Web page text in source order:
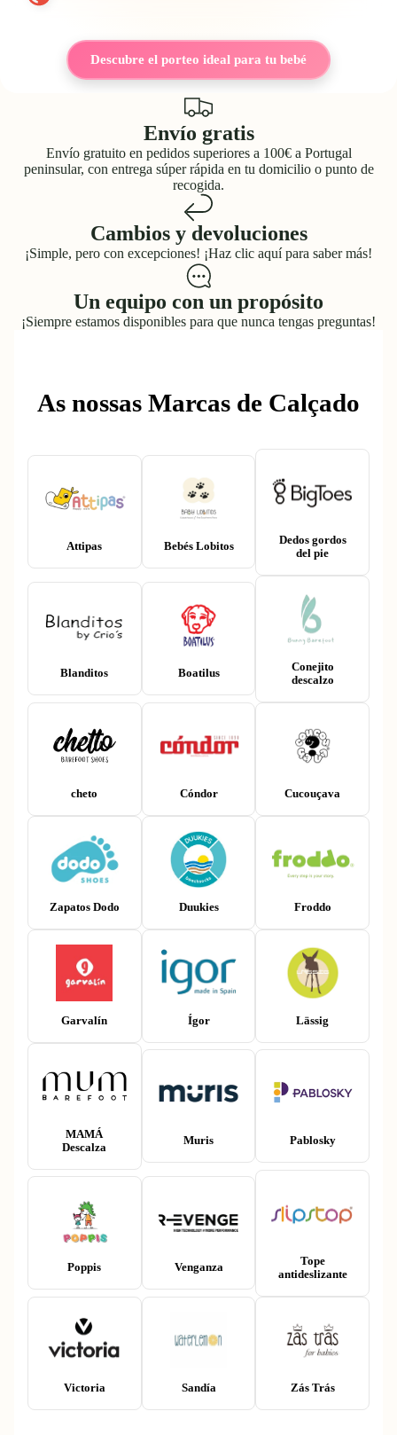
Descubre el porteo ideal para tu bebé
Envío gratis
Envío gratuito en pedidos superiores a 100€ a Portugal
peninsular, con entrega súper rápida en tu domicilio o punto de
recogida.
Cambios y devoluciones
¡Simple, pero con excepciones! ¡Haz clic aquí para saber más!
Un equipo con un propósito
¡Siempre estamos disponibles para que nunca tengas preguntas!
As nossas Marcas de Calçado
Attipas Bebés Lobitos
Dedos gordos
del pie
Blanditos Boatilus
Conejito
descalzo
cheto Cóndor Cucouçava
Zapatos Dodo Duukies Froddo
Garvalín Ígor Lässig
MAMÁ
Descalza
Muris Pablosky
Poppis Venganza
Tope
antideslizante
Victoria Sandía Zás Trás